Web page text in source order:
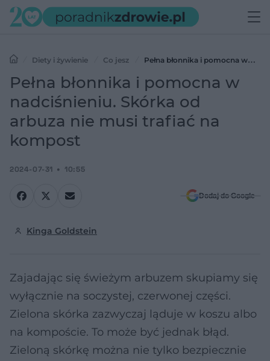
Diety i żywienie Co jesz
Pełna błonnika i pomocna w
nadciśnieniu. Skórka od arbuza nie musi trafiać na kompost
Pełna błonnika i pomocna w
nadciśnieniu. Skórka od
arbuza nie musi trafiać na
kompost
2024-07-31 10:55
Dodaj do Google
Kinga Goldstein
Zajadając się świeżym arbuzem skupiamy się
wyłącznie na soczystej, czerwonej części.
Zielona skórka zazwyczaj ląduje w koszu albo
na kompoście. To może być jednak błąd.
Zieloną skórkę można nie tylko bezpiecznie